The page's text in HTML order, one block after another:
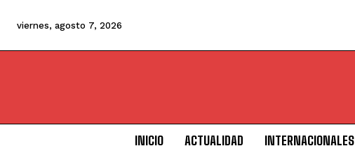
viernes, agosto 7, 2026
INICIO ACTUALIDAD INTERNACIONALES